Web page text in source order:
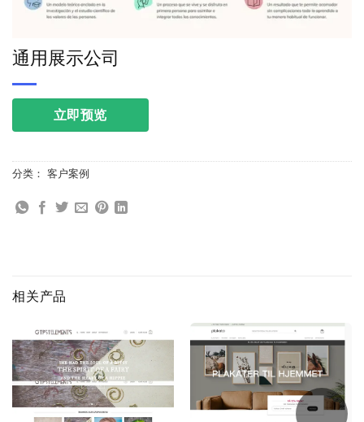
通用展示公司
立即预览
分类： 客户案例
相关产品